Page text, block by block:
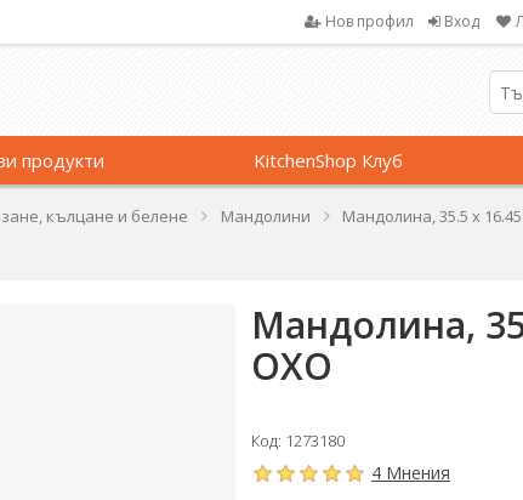
Нов профил Вход
продукти KitchenShop Клуб
кълцане и белене Мандолини Мандолина, 35.5 x
Мандолина,
OXO
Код: 1273180
4 Мнения